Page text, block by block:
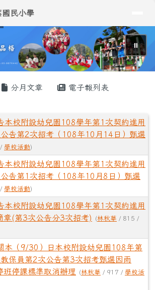
紅葉國民小學
國民小學
⏸
分月文章 電子報列表
本校附設幼兒園108學年第1次契約進用
告第2次招考（108年10月14日）甄選
學校活動)
本校附設幼兒園108學年第1次契約進用
告第1次招考（108年10月8日）甄選
學校活動)
本校附設幼兒園108學年第1次契約進用
章(第3次公告分3次招考)
(林秋華 / 815 /
本（9/30）日本校附設幼兒園108年第
保員第2次公告第3次招考甄選因雨
班停課標準取消辦理
(林秋華 / 917 / 學校活